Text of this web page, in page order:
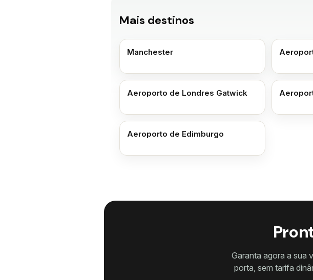
Mais destinos
Manchester
Aeroporto de Londres Gatwick
Aeroporto de Edimburgo
Garanta agora a sua
porta, sem tarifa